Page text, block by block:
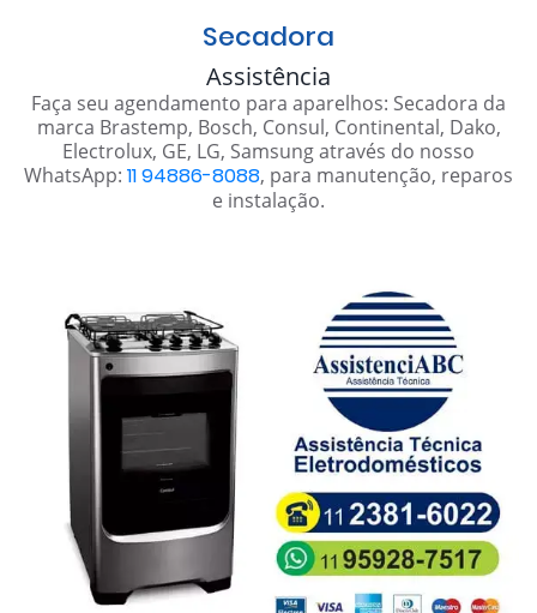
Secadora
Assistência
Faça seu agendamento para aparelhos: Secadora da
marca Brastemp, Bosch, Consul, Continental, Dako,
Electrolux, GE, LG, Samsung através do nosso
WhatsApp: 11 94886-8088, para manutenção, reparos
e instalação.